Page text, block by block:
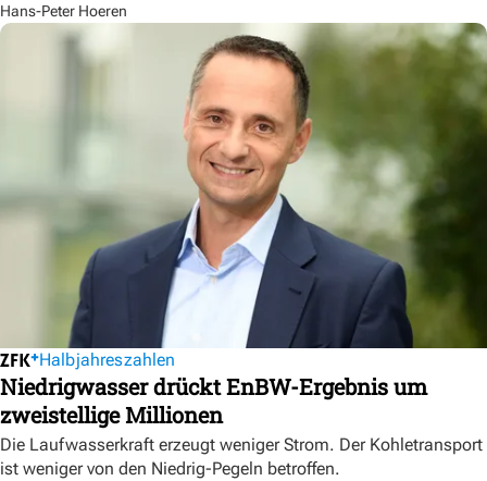
Hans-Peter Hoeren
Halbjahreszahlen
Niedrigwasser drückt EnBW-Ergebnis um
zweistellige Millionen
Die Laufwasserkraft erzeugt weniger Strom. Der Kohletransport
ist weniger von den Niedrig-Pegeln betroffen.